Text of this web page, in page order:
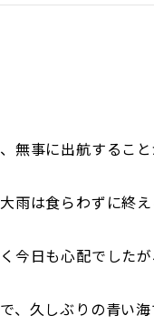
無事に出航すること
雨は食らわずに終え
今日も心配でした
、久しぶりの青い